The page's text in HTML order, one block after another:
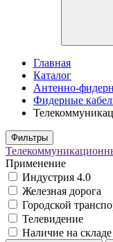
Главная
Каталог
Антенно-
Фидерные
Фильтры
Применение
Индустрия 4.0
Железная дорога
Городской
Телевидение
Наличие на складе